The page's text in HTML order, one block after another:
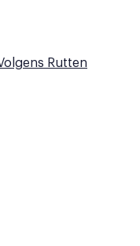
Rutten